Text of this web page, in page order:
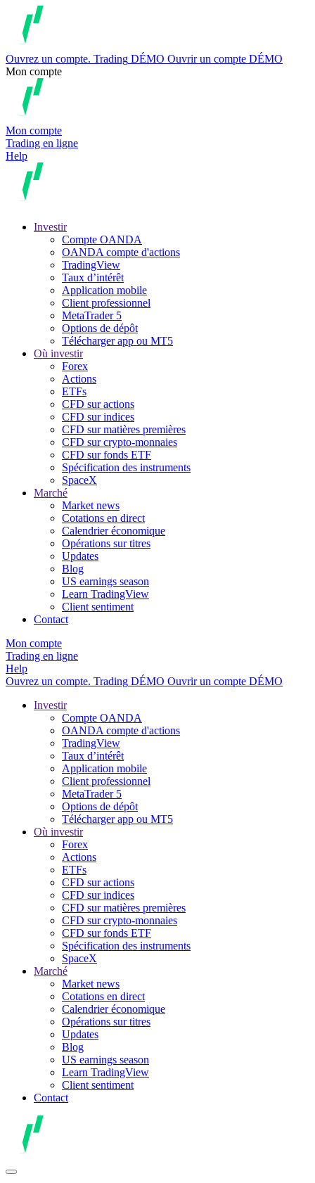
Ouvrez un compte. Trading DÉMO Ouvrir un compte DÉMO
Mon compte
Mon compte
Trading en ligne
Help
Investir
Compte OANDA
OANDA compte d'actions
TradingView
Taux d’intérêt
Application mobile
Client professionnel
MetaTrader 5
Options de dépôt
Télécharger app ou MT5
Où investir
Forex
Actions
ETFs
CFD sur actions
CFD sur indices
CFD sur matières premières
CFD sur crypto-monnaies
CFD sur fonds ETF
Spécification des instruments
SpaceX
Marché
Market news
Cotations en direct
Calendrier économique
Opérations sur titres
Updates
Blog
US earnings season
Learn TradingView
Client sentiment
Contact
Mon compte
Trading en ligne
Help
Ouvrez un compte. Trading DÉMO Ouvrir un compte DÉMO
Investir
Compte OANDA
OANDA compte d'actions
TradingView
Taux d’intérêt
Application mobile
Client professionnel
MetaTrader 5
Options de dépôt
Télécharger app ou MT5
Où investir
Forex
Actions
ETFs
CFD sur actions
CFD sur indices
CFD sur matières premières
CFD sur crypto-monnaies
CFD sur fonds ETF
Spécification des instruments
SpaceX
Marché
Market news
Cotations en direct
Calendrier économique
Opérations sur titres
Updates
Blog
US earnings season
Learn TradingView
Client sentiment
Contact